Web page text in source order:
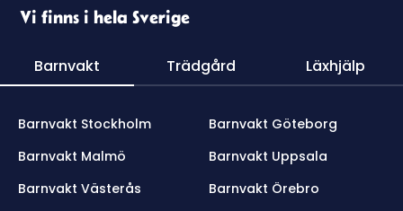
Vi finns i hela Sverige
Barnvakt Trädgård Läxhjälp
Barnvakt Stockholm
Barnvakt Göteborg
Barnvakt Malmö
Barnvakt Uppsala
Barnvakt Västerås
Barnvakt Örebro